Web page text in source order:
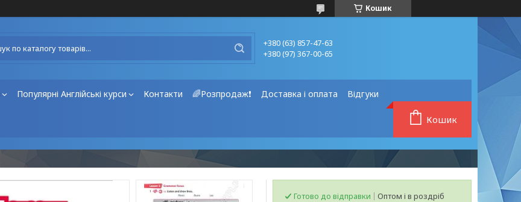
Кошик
+380 (63) 857-47-63
+380 (97) 367-00-65
Популярні Англійські курси Контакти 🌈Розпродаж❗ Доставка і оплата Відгуки
Кошик
Готово до відправки
Оптом і в роздріб